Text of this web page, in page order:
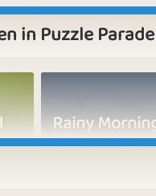
in Puzzle Parade
Rainy